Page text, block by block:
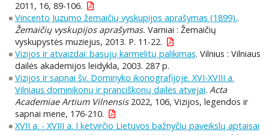
2011, 16, 89-106.
Vincento Juzumo žemaičių vyskupijos aprašymas (1899)..
Žemaičių vyskupijos aprašymas. Varniai : Žemaičių
vyskupystės muziejus, 2013. P. 11-22.
Vizijos ir atvaizdai: basųjų karmelitų palikimas. Vilnius : Vilniaus
dailės akademijos leidykla, 2003. 287 p.
Vizijos ir sapnai šv. Dominyko ikonografijoje. XVI-XVIII a.
Vilniaus dominikonų ir pranciškonų dailės atvejai. Acta
Academiae Artium Vilnensis2022, 106, Vizijos, legendos ir
sapnai mene, 176-210.
XVII a. - XVIII a. I ketvirčio Lietuvos bažnyčių paveikslų aptaisai